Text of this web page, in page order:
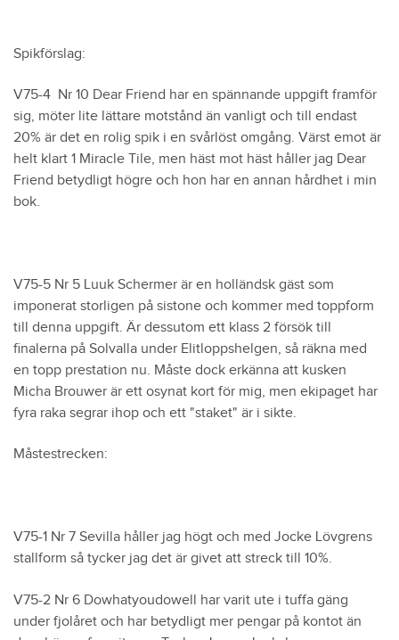
Spikförslag:
V75-4 Nr 10 Dear Friend har en spännande uppgift framför
sig, möter lite lättare motstånd än vanligt och till endast
20% är det en rolig spik i en svårlöst omgång. Värst emot är
helt klart 1 Miracle Tile, men häst mot häst håller jag Dear
Friend betydligt högre och hon har en annan hårdhet i min
bok.
V75-5 Nr 5 Luuk Schermer är en holländsk gäst som
imponerat storligen på sistone och kommer med toppform
till denna uppgift. Är dessutom ett klass 2 försök till
finalerna på Solvalla under Elitloppshelgen, så räkna med
en topp prestation nu. Måste dock erkänna att kusken
Micha Brouwer är ett osynat kort för mig, men ekipaget har
fyra raka segrar ihop och ett "staket" är i sikte.
Måstestrecken:
V75-1 Nr 7 Sevilla håller jag högt och med Jocke Lövgrens
stallform så tycker jag det är givet att streck till 10%.
V75-2 Nr 6 Dowhatyoudowell har varit ute i tuffa gäng
under fjolåret och har betydligt mer pengar på kontot än